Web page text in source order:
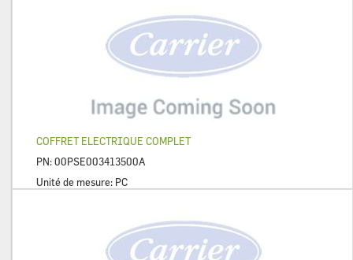
COFFRET ELECTRIQUE COMPLET
PN:00PSE003413500A
Unité de mesure: PC